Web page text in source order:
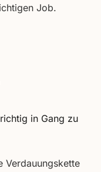
Job.
in Gang zu
Verdauungskette